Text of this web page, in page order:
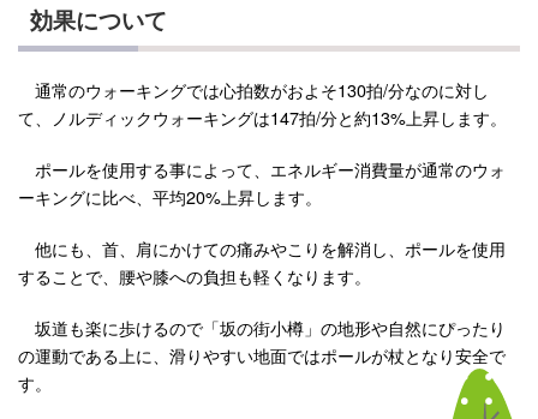
効果について
通常のウォーキングでは心拍数がおよそ130拍/分なのに対し
て、ノルディックウォーキングは147拍/分と約13%上昇します。
ポールを使用する事によって、エネルギー消費量が通常のウォ
ーキングに比べ、平均20%上昇します。
他にも、首、肩にかけての痛みやこりを解消し、ポールを使用
することで、腰や膝への負担も軽くなります。
坂道も楽に歩けるので「坂の街小樽」の地形や自然にぴったり
の運動である上に、滑りやすい地面ではポールが杖となり安全で
す。